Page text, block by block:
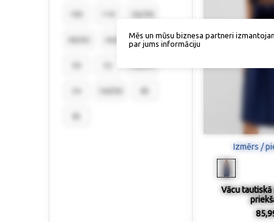
48/50
Izmērs /
Vācu
Mēs un mūsu biznesa partneri
par jums informāciju